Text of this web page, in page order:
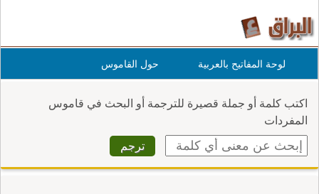
لوحة المفاتيح بالعربية حول القاموس
اكتب كلمة أو جملة قصيرة للترجمة أو البحث في قاموس
المفردات